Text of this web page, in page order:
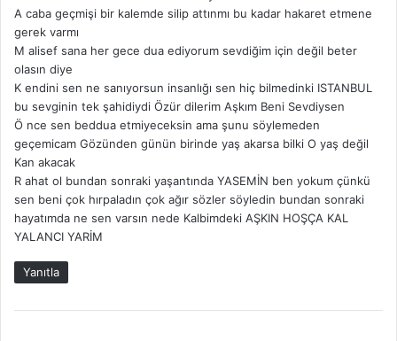
k
i
A caba geçmişi bir kalemde silip attınmı bu kadar hakaret etmene
gerek varmı
M alisef sana her gece dua ediyorum sevdiğim için değil beter
olasın diye
K endini sen ne sanıyorsun insanlığı sen hiç bilmedinki ISTANBUL
bu sevginin tek şahidiydi Özür dilerim Aşkım Beni Sevdiysen
Ö nce sen beddua etmiyeceksin ama şunu söylemeden
geçemicam Gözünden günün birinde yaş akarsa bilki O yaş değil
Kan akacak
R ahat ol bundan sonraki yaşantında YASEMİN ben yokum çünkü
sen beni çok hırpaladın çok ağır sözler söyledin bundan sonraki
hayatımda ne sen varsın nede Kalbimdeki AŞKIN HOŞÇA KAL
YALANCI YARİM
Yanıtla